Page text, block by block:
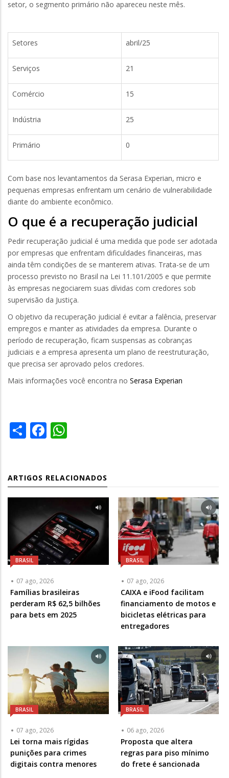
setor, o segmento primário não apareceu neste mês.
Setores abril/25
Serviços 21
Comércio 15
Indústria 25
Primário 0
Com base nos levantamentos da Serasa Experian, micro e
pequenas empresas enfrentam um cenário de vulnerabilidade
diante do ambiente econômico.
O que é a recuperação judicial
Pedir recuperação judicial é uma medida que pode ser adotada
por empresas que enfrentam dificuldades financeiras, mas
ainda têm condições de se manterem ativas. Trata-se de um
processo previsto no Brasil na Lei 11.101/2005 e que permite
às empresas negociarem suas dívidas com credores sob
supervisão da Justiça.
O objetivo da recuperação judicial é evitar a falência, preservar
empregos e manter as atividades da empresa. Durante o
período de recuperação, ficam suspensas as cobranças
judiciais e a empresa apresenta um plano de reestruturação,
que precisa ser aprovado pelos credores.
Mais informações você encontra no Serasa Experian
ShareFacebook
ARTIGOS RELACIONADOS
BRASIL
07 ago, 2026
Famílias brasileiras
perderam R$ 62,5 bilhões
para bets em 2025
BRASIL
07 ago, 2026
CAIXA e iFood facilitam
financiamento de motos e
bicicletas elétricas para
entregadores
BRASIL
07 ago, 2026
Lei torna mais rígidas
punições para crimes
digitais contra menores
BRASIL
06 ago, 2026
Proposta que altera
regras para piso mínimo
do frete é sancionada